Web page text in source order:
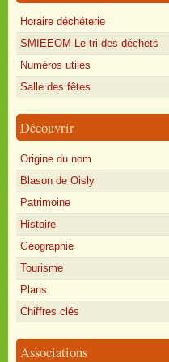
Horaire déchéterie
SMIEEOM Le tri des déchets
Numéros utiles
Salle des fêtes
Découvrir
Origine du nom
Blason de Oisly
Patrimoine
Histoire
Géographie
Tourisme
Plans
Chiffres clés
Associations